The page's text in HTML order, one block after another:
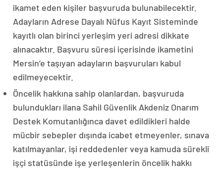
ikamet eden kişiler başvuruda bulunabilecektir.
Adayların Adrese Dayalı Nüfus Kayıt Sisteminde
kayıtlı olan birinci yerleşim yeri adresi dikkate
alınacaktır. Başvuru süresi içerisinde ikametini
Mersin’e taşıyan adayların başvuruları kabul
edilmeyecektir.
Öncelik hakkına sahip olanlardan, başvuruda
bulundukları ilana Sahil Güvenlik Akdeniz Onarım
Destek Komutanlığınca davet edildikleri halde
mücbir sebepler dışında icabet etmeyenler, sınava
katılmayanlar, işi reddedenler veya kamuda sürekli
işçi statüsünde işe yerleşenlerin öncelik hakkı